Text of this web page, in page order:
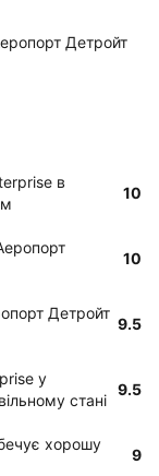
Детройт
в
10
10
Детройт
9.5
у
стані
9.5
хорошу
9